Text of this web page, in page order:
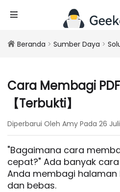
Beranda > Sumber Daya >
Cara Membagi
【Terbukti】
Diperbarui Oleh Amy Pada 26 Juli
"Bagaimana cara
cepat?" Ada banyak
Anda membagi halaman
dan bebas.